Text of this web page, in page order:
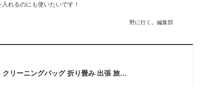
れるのにも使いたいです！
野に行く。編集部
ABINECS 洗濯袋 20L クリーニングバッグ 折り畳み 出張 旅行 手洗い 洗濯ボール付属 (クリアブラック)